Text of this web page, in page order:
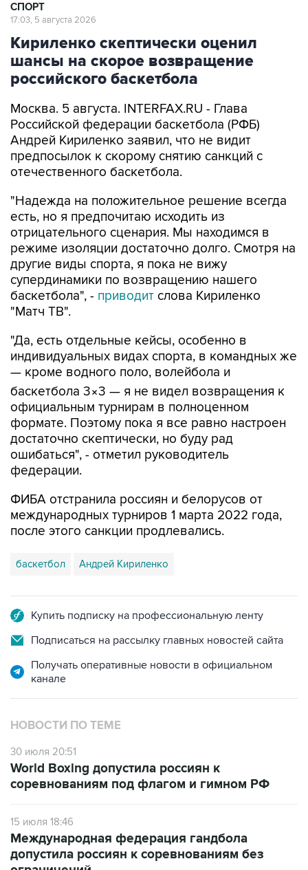
СПОРТ
17:03, 5 августа 2026
Кириленко скептически оценил
шансы на скорое возвращение
российского баскетбола
Москва. 5 августа. INTERFAX.RU - Глава
Российской федерации баскетбола (РФБ)
Андрей Кириленко заявил, что не видит
предпосылок к скорому снятию санкций с
отечественного баскетбола.
"Надежда на положительное решение всегда
есть, но я предпочитаю исходить из
отрицательного сценария. Мы находимся в
режиме изоляции достаточно долго. Смотря на
другие виды спорта, я пока не вижу
супердинамики по возвращению нашего
баскетбола", - приводит слова Кириленко
"Матч ТВ".
"Да, есть отдельные кейсы, особенно в
индивидуальных видах спорта, в командных же
— кроме водного поло, волейбола и
баскетбола 3×3 — я не видел возвращения к
официальным турнирам в полноценном
формате. Поэтому пока я все равно настроен
достаточно скептически, но буду рад
ошибаться", - отметил руководитель
федерации.
ФИБА отстранила россиян и белорусов от
международных турниров 1 марта 2022 года,
после этого санкции продлевались.
баскетбол Андрей Кириленко
Купить подписку на профессиональную ленту
Подписаться на рассылку главных новостей сайта
Получать оперативные новости в официальном
канале
НОВОСТИ ПО ТЕМЕ
30 июля 20:51
World Boxing допустила россиян к
соревнованиям под флагом и гимном РФ
15 июля 18:46
Международная федерация гандбола
допустила россиян к соревнованиям без